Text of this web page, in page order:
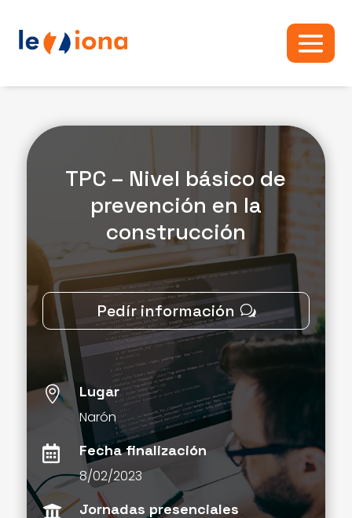
TPC – Nivel básico de
prevención en la
construcción
Pedír información

Lugar
Narón

Fecha finalización
8/02/2023

Jornadas presenciales